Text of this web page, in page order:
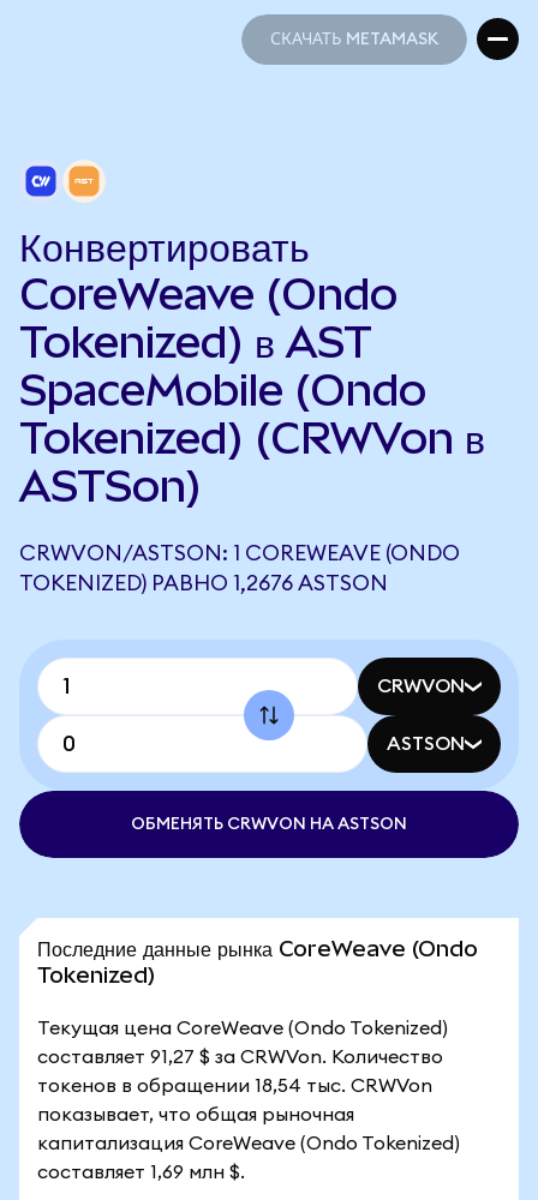
СКАЧАТЬ METAMASK
Конвертировать
CoreWeave (Ondo
Tokenized) в AST
SpaceMobile (Ondo
Tokenized) (CRWVon в
ASTSon)
CRWVON/ASTSON: 1 COREWEAVE (ONDO
TOKENIZED) РАВНО 1,2676 ASTSON
CRWVON
ASTSON
ОБМЕНЯТЬ CRWVON НА ASTSON
Последние данные рынка CoreWeave (Ondo
Tokenized)
Текущая цена CoreWeave (Ondo Tokenized)
составляет 91,27 $ за CRWVon. Количество
токенов в обращении 18,54 тыс. CRWVon
показывает, что общая рыночная
капитализация CoreWeave (Ondo Tokenized)
составляет 1,69 млн $.